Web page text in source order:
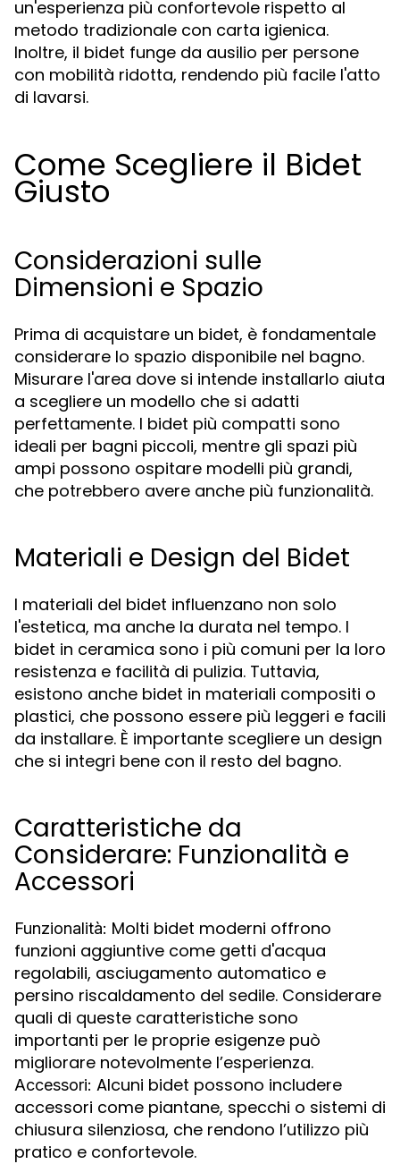
un'esperienza più confortevole rispetto al
metodo tradizionale con carta igienica.
Inoltre, il bidet funge da ausilio per persone
con mobilità ridotta, rendendo più facile l'atto
di lavarsi.
Come Scegliere il Bidet
Giusto
Considerazioni sulle
Dimensioni e Spazio
Prima di acquistare un bidet, è fondamentale
considerare lo spazio disponibile nel bagno.
Misurare l'area dove si intende installarlo aiuta
a scegliere un modello che si adatti
perfettamente. I bidet più compatti sono
ideali per bagni piccoli, mentre gli spazi più
ampi possono ospitare modelli più grandi,
che potrebbero avere anche più funzionalità.
Materiali e Design del Bidet
I materiali del bidet influenzano non solo
l'estetica, ma anche la durata nel tempo. I
bidet in ceramica sono i più comuni per la loro
resistenza e facilità di pulizia. Tuttavia,
esistono anche bidet in materiali compositi o
plastici, che possono essere più leggeri e facili
da installare. È importante scegliere un design
che si integri bene con il resto del bagno.
Caratteristiche da
Considerare: Funzionalità e
Accessori
Funzionalità: Molti bidet moderni offrono
funzioni aggiuntive come getti d'acqua
regolabili, asciugamento automatico e
persino riscaldamento del sedile. Considerare
quali di queste caratteristiche sono
importanti per le proprie esigenze può
migliorare notevolmente l’esperienza.
Accessori: Alcuni bidet possono includere
accessori come piantane, specchi o sistemi di
chiusura silenziosa, che rendono l’utilizzo più
pratico e confortevole.